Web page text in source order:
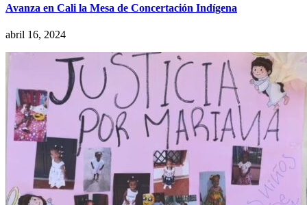
Avanza en Cali la Mesa de Concertación Indígena
abril 16, 2024